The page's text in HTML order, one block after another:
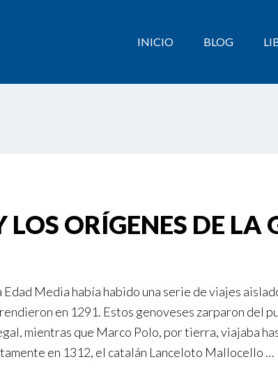
INICIO BLOG
LOS ORÍGENES DE
Edad Media había habido una serie de viajes
en 1291. Estos genoveses zarparon del
mientras que Marco Polo, por tierra, viajaba
en 1312, el catalán Lanceloto Mallocello …